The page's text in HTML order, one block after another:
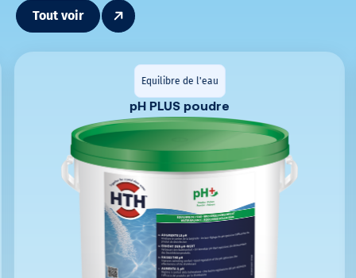
Tout voir
Equilibre de l'eau
pH PLUS poudre